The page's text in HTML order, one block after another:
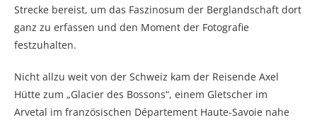
Strecke bereist, um das Faszinosum der Berglandschaft dort
ganz zu erfassen und den Moment der Fotografie
festzuhalten.
Nicht allzu weit von der Schweiz kam der Reisende Axel
Hütte zum „Glacier des Bossons“, einem Gletscher im
Arvetal im französischen Département Haute-Savoie nahe